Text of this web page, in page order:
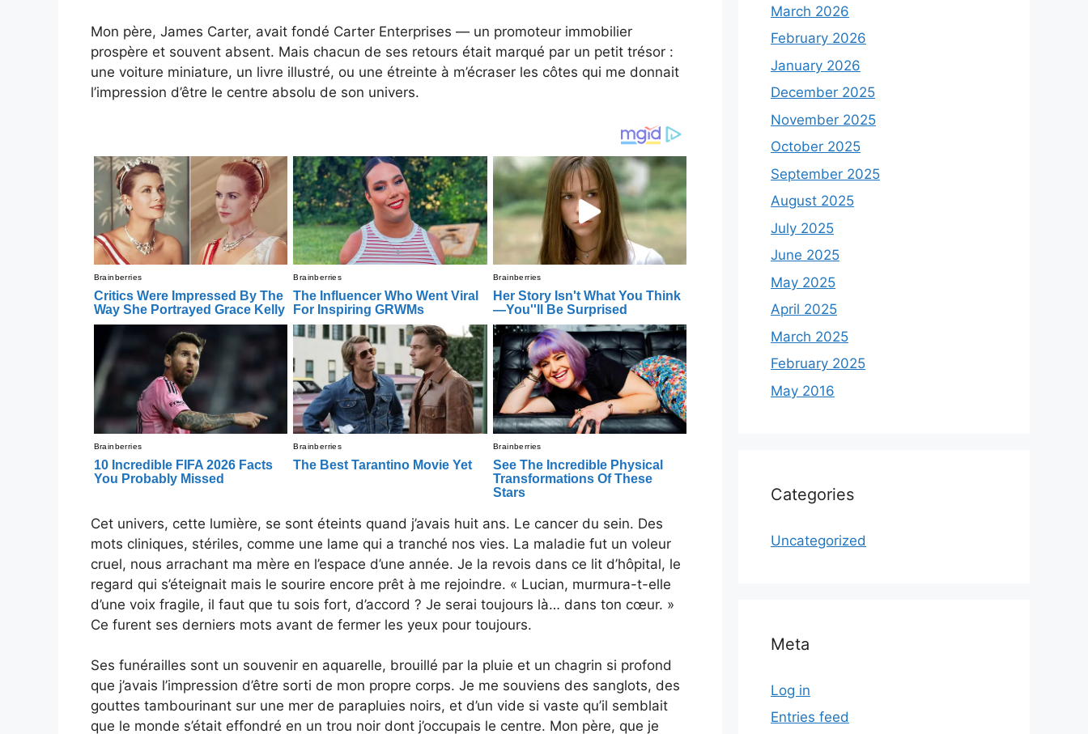
Mon père, James Carter, avait fondé Carter Enterprises — un promoteur immobilier
prospère et souvent absent. Mais chacun de ses retours était marqué par un petit trésor :
une voiture miniature, un livre illustré, ou une étreinte à m’écraser les côtes qui me donnait
l’impression d’être le centre absolu de son univers.
Cet univers, cette lumière, se sont éteints quand j’avais huit ans. Le cancer du sein. Des
mots cliniques, stériles, comme une lame qui a tranché nos vies. La maladie fut un voleur
cruel, nous arrachant ma mère en l’espace d’une année. Je la revois dans ce lit d’hôpital, le
regard qui s’éteignait mais le sourire encore prêt à me rejoindre. « Lucian, murmura-t-elle
d’une voix fragile, il faut que tu sois fort, d’accord ? Je serai toujours là… dans ton cœur. »
Ce furent ses derniers mots avant de fermer les yeux pour toujours.
Ses funérailles sont un souvenir en aquarelle, brouillé par la pluie et un chagrin si profond
que j’avais l’impression d’être sorti de mon propre corps. Je me souviens des sanglots, des
gouttes tambourinant sur une mer de parapluies noirs, et d’un vide si vaste qu’il semblait
que le monde s’était effondré en un trou noir dont j’occupais le centre. Mon père, que je
March 2026
February 2026
January 2026
December 2025
November 2025
October 2025
September 2025
August 2025
July 2025
June 2025
May 2025
April 2025
March 2025
February 2025
May 2016
Categories
Uncategorized
Meta
Log in
Entries feed